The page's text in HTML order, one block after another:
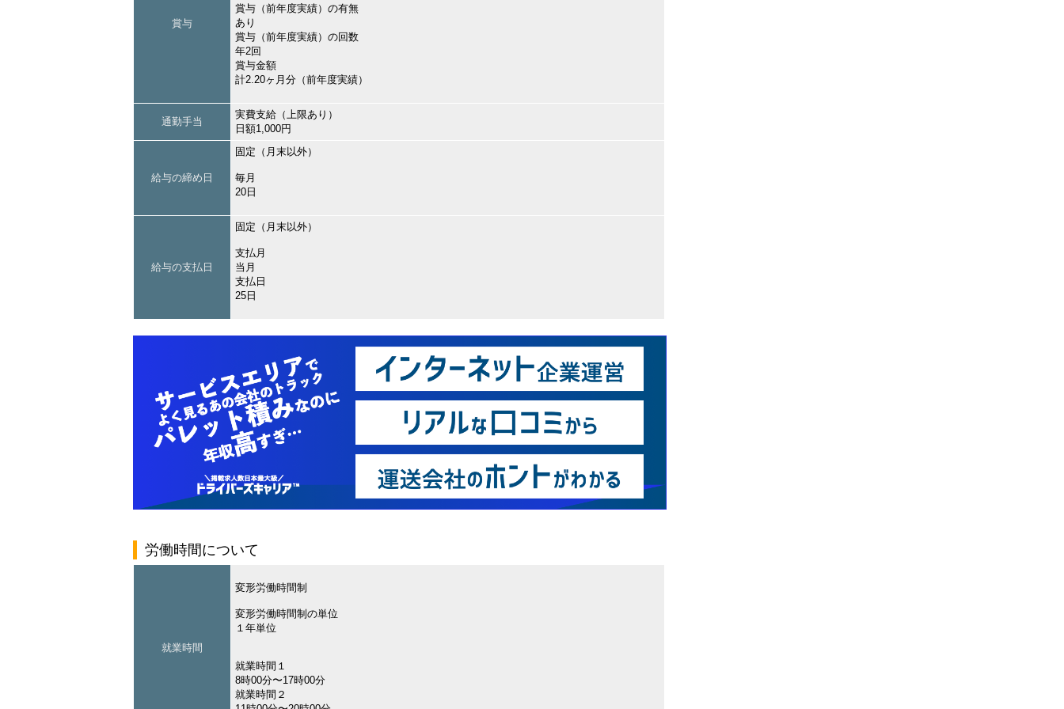
賞与
賞与（前年度実績）の有無
あり
賞与（前年度実績）の回数
年2回
賞与金額
計2.20ヶ月分（前年度実績）
通勤手当
実費支給（上限あり）
日額1,000円
給与の締め日
固定（月末以外）
毎月
20日
給与の支払日
固定（月末以外）
支払月
当月
支払日
25日
労働時間について
就業時間
変形労働時間制
変形労働時間制の単位
１年単位
就業時間１
8時00分〜17時00分
就業時間２